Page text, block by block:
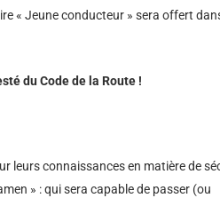
« Jeune conducteur » sera offert
du Code de la Route !
leurs connaissances en matière de
» : qui sera capable de passer (ou